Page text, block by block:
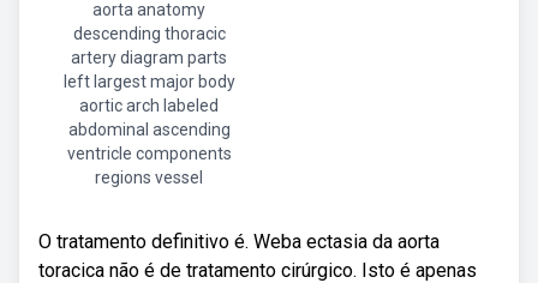
aorta anatomy
descending thoracic
artery diagram parts
left largest major body
aortic arch labeled
abdominal ascending
ventricle components
regions vessel
O tratamento definitivo é. Weba ectasia da aorta
toracica não é de tratamento cirúrgico. Isto é apenas